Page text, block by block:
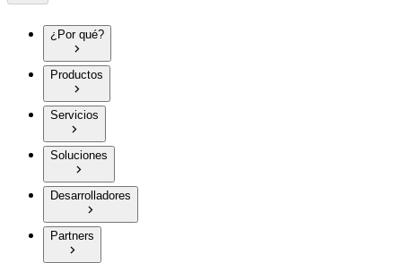
¿Por qué?
Productos
Servicios
Soluciones
Desarrolladores
Partners